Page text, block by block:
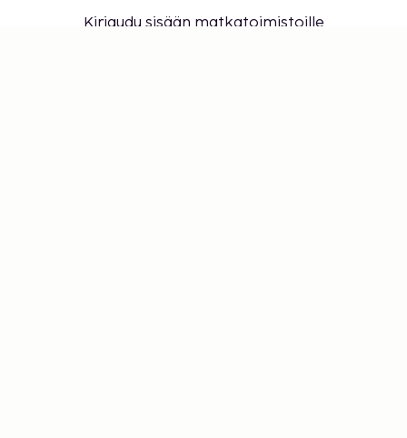
Kirjaudu sisään matkatoimistoille